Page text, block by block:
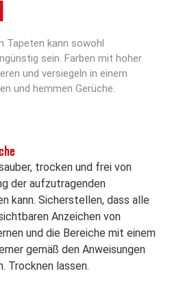
Tapeten kann sowohl
sein. Farben mit hoher
und versiegeln in einem
und hemmen Gerüche.
trocken und frei von
der aufzutragenden
kann. Sicherstellen, dass alle
Anzeichen von
und die Bereiche mit einem
gemäß den Anweisungen
Trocknen lassen.